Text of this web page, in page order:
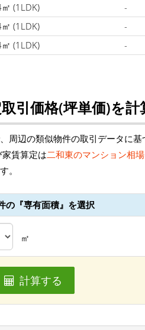
(1LDK) -
(1LDK) -
(1LDK) -
引価格(坪単価)を計
周辺の類似物件の取引データに
賃算定は二和東のマンション相場
。
の『専有面積』を選択
㎡
計算する